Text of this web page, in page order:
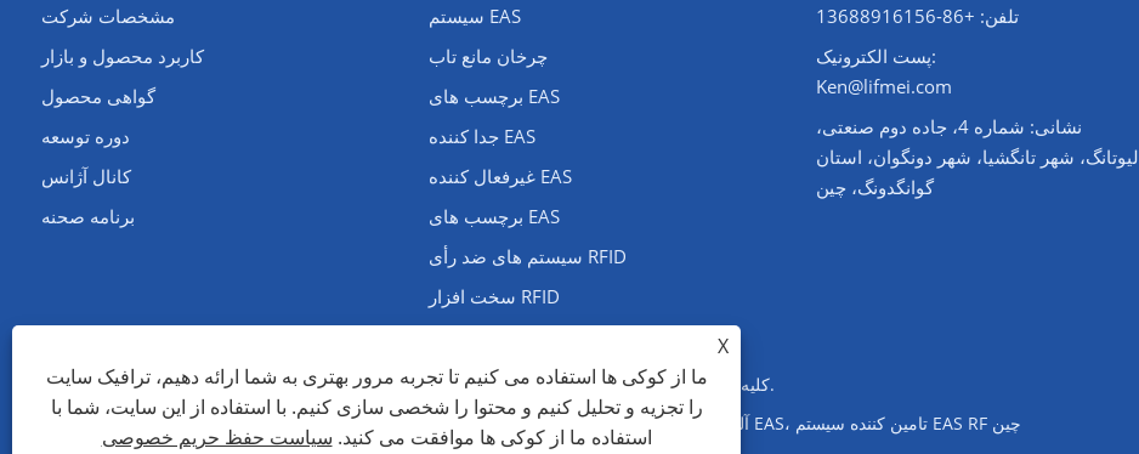
مشخصات شرکت
کاربرد محصول و بازار
گواهی محصول
دوره توسعه
کانال آژانس
برنامه صحنه
سیستم EAS
چرخان مانع تاب
برچسب های EAS
جدا کننده EAS
غیرفعال کننده EAS
برچسب های EAS
سیستم های ضد رأی RFID
سخت افزار RFID
تلفن: +86-13688916156
پست الکترونیک:
Ken@lifmei.com
نشانی: شماره 4، جاده دوم صنعتی،
لیوتانگ، شهر تانگشیا، شهر دونگوان، استان
گوانگدونگ، چین
حق چاپ © 2023 Dongguan Lifangmei Electronic Technology Co., Ltd. کلیه حقوق محفوظ است.
تولید کننده سیستم EAS چین، سیستم EAS AM، کارخانه تورنستیله مانع چرخش، سیستم AM آلومینیوم EAS، تامین کننده سیستم EAS RF چین
X
ما از کوکی ها استفاده می کنیم تا تجربه مرور بهتری به شما ارائه دهیم، ترافیک سایت
را تجزیه و تحلیل کنیم و محتوا را شخصی سازی کنیم. با استفاده از این سایت، شما با
استفاده ما از کوکی ها موافقت می کنید. سیاست حفظ حریم خصوصی